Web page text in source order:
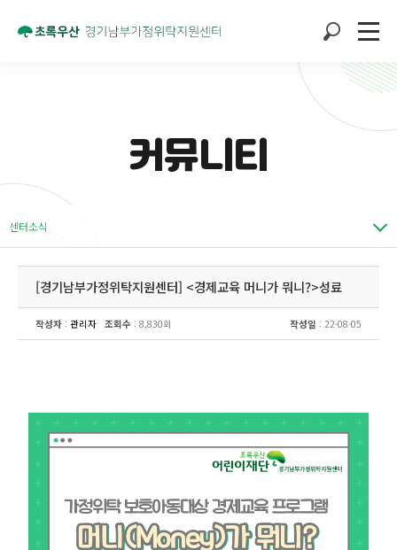
커뮤니티
센터소식
[경기남부가정위탁지원센터] <경제교육 머니가 뭐니?>성료
작성자 : 관리자 조회수 : 8,830회 작성일 : 22-08-05